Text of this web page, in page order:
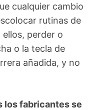
cualquier cambio
rutinas de
perder o
o la tecla de
añadida, y no
los fabricantes se